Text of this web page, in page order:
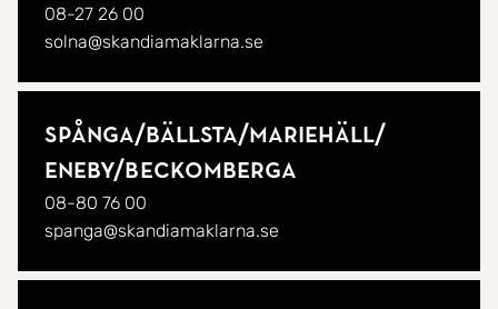
08-27 26 00
solna@skandiamaklarna.se
Spånga/Bällsta/Mariehäll/
Eneby/Beckomberga
08-80 76 00
spanga@skandiamaklarna.se